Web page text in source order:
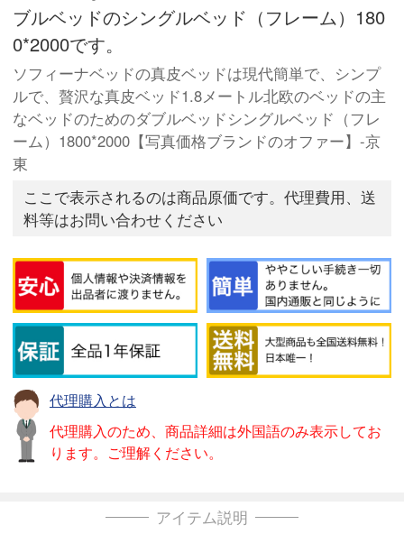
ブルベッドのシングルベッド（フレーム）180
0*2000です。
ソフィーナベッドの真皮ベッドは現代簡単で、シンプ
ルで、贅沢な真皮ベッド1.8メートル北欧のベッドの主
なベッドのためのダブルベッドシングルベッド（フレ
ーム）1800*2000【写真価格ブランドのオファー】-京
東
ここで表示されるのは商品原価です。代理費用、送
料等はお問い合わせください
代理購入とは
代理購入のため、商品詳細は外国語のみ表示してお
ります。ご理解ください。
アイテム説明